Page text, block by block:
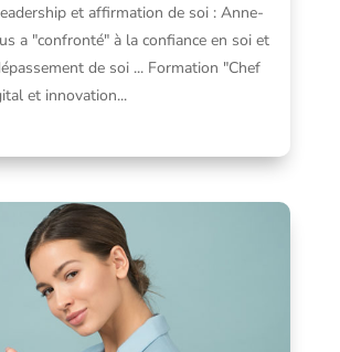
et affirmation de soi : Anne-
a "confronté" à la confiance en soi et
de soi ... Formation "Chef
et innovation...